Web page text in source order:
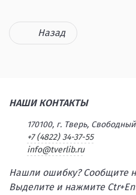
Назад
НАШИ КОНТАКТЫ
170100, г. Тверь,
+7 (4822) 34-37-55
info@tverlib.ru
Нашли ошибку? Сообщите
Выделите и нажмите